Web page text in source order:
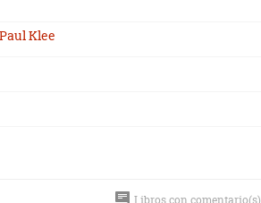
Klee
Libros con comentario(s)